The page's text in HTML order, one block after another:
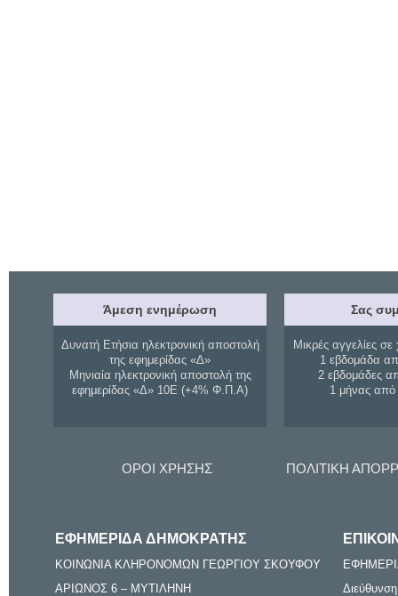
Άμεση ενημέρωση
Δυνατή Ετήσια ηλεκτρονική αποστολή
της εφημερίδας «Δ»
Μηνιαία ηλεκτρονική αποστολή της
εφημερίδας «Δ» 10Ε (+4% Φ.Π.Α)
Σας
Μικρές αγγελίες σε
1 εβδομάδα
2 εβδομάδες
1 μήνας
ΟΡΟΙ ΧΡΗΣΗΣ ΠΟΛΙΤΙΚΗ
ΕΦΗΜΕΡΙΔΑ ΔΗΜΟΚΡΑΤΗΣ
ΚΟΙΝΩΝΙΑ ΚΛΗΡΟΝΟΜΩΝ ΓΕΩΡΓΙΟΥ ΣΚΟΥΦΟΥ
ΑΡΙΩΝΟΣ 6 – ΜΥΤΙΛΗΝΗ